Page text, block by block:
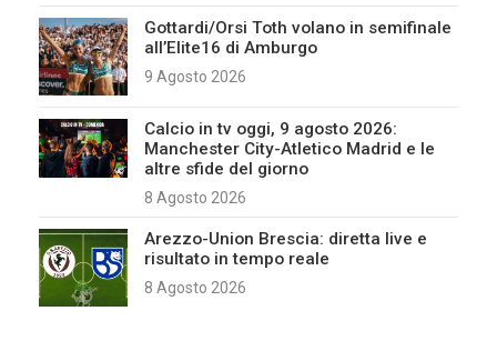
Gottardi/Orsi Toth volano in semifinale
all’Elite16 di Amburgo
9 Agosto 2026
Calcio in tv oggi, 9 agosto 2026:
Manchester City-Atletico Madrid e le
altre sfide del giorno
8 Agosto 2026
Arezzo-Union Brescia: diretta live e
risultato in tempo reale
8 Agosto 2026